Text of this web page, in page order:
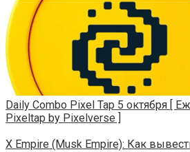
Daily Combo Pixel Tap 5 октября [
Pixeltap by Pixelverse ]
X Empire (Musk Empire): Как